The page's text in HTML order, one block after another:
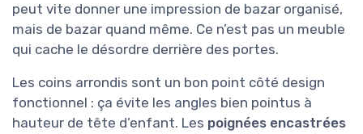
peut vite donner une impression de bazar organisé,
mais de bazar quand même. Ce n’est pas un meuble
qui cache le désordre derrière des portes.
Les coins arrondis sont un bon point côté design
fonctionnel : ça évite les angles bien pointus à
hauteur de tête d’enfant. Les poignées encastrées